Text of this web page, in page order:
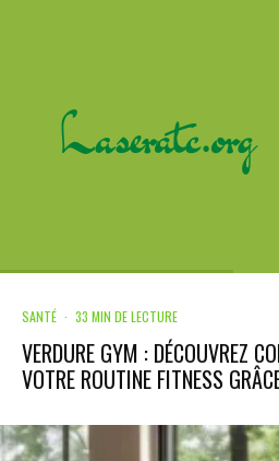
SANTÉ · 33 MIN DE LECTURE
VERDURE GYM : DÉCOUVREZ
VOTRE ROUTINE FITNESS